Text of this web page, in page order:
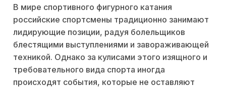
В мире спортивного фигурного катания
российские спортсмены традиционно занимают
лидирующие позиции, радуя болельщиков
блестящими выступлениями и завораживающей
техникой. Однако за кулисами этого изящного и
требовательного вида спорта иногда
происходят события, которые не оставляют